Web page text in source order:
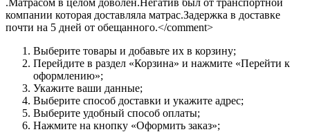
компании которая доставляла матрас.Задержка в доставке
почти на 5 дней от обещанного.</comment>
Выберите товары и добавьте их в корзину;
Перейдите в раздел «Корзина» и нажмите «Перейти к
оформлению»;
Укажите ваши данные;
Выберите способ доставки и укажите адрес;
Выберите удобный способ оплаты;
Нажмите на кнопку «Оформить заказ»;